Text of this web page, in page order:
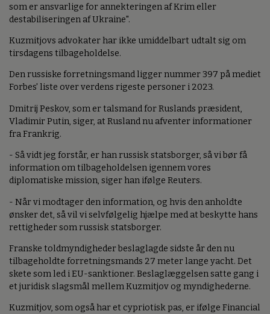
som er ansvarlige for annekteringen af Krim eller
destabiliseringen af Ukraine".
Kuzmitjovs advokater har ikke umiddelbart udtalt sig om
tirsdagens tilbageholdelse.
Den russiske forretningsmand ligger nummer 397 på mediet
Forbes' liste over verdens rigeste personer i 2023.
Dmitrij Peskov, som er talsmand for Ruslands præsident,
Vladimir Putin, siger, at Rusland nu afventer informationer
fra Frankrig.
- Så vidt jeg forstår, er han russisk statsborger, så vi bør få
information om tilbageholdelsen igennem vores
diplomatiske mission, siger han ifølge Reuters.
- Når vi modtager den information, og hvis den anholdte
ønsker det, så vil vi selvfølgelig hjælpe med at beskytte hans
rettigheder som russisk statsborger.
Franske toldmyndigheder beslaglagde sidste år den nu
tilbageholdte forretningsmands 27 meter lange yacht. Det
skete som led i EU-sanktioner. Beslaglæggelsen satte gang i
et juridisk slagsmål mellem Kuzmitjov og myndighederne.
Kuzmitjov, som også har et cypriotisk pas, er ifølge Financial